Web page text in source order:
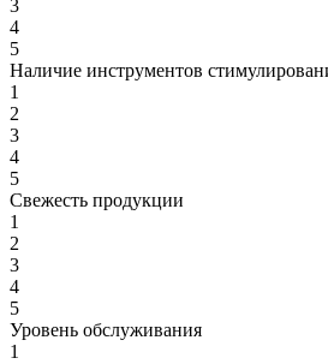
3
4
5
Наличие инструментов
1
2
3
4
5
Свежесть продукции
1
2
3
4
5
Уровень обслуживания
1